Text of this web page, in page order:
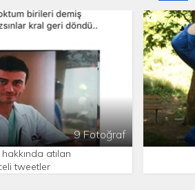
9 Fotoğraf
atılan
tweetler